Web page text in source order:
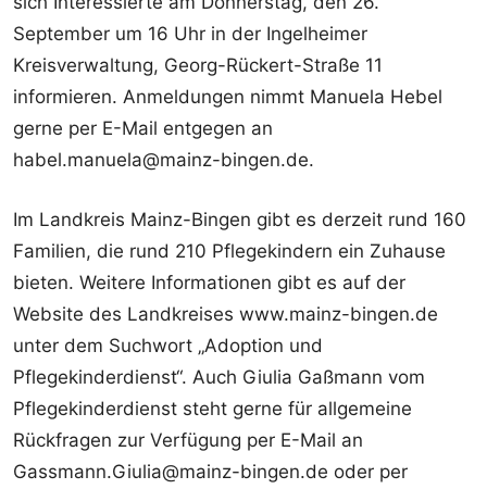
September um 16 Uhr in der Ingelheimer
Kreisverwaltung, Georg-Rückert-Straße 11
informieren. Anmeldungen nimmt Manuela Hebel
gerne per E-Mail entgegen an
habel.manuela@mainz-bingen.de.
Im Landkreis Mainz-Bingen gibt es derzeit rund 160
Familien, die rund 210 Pflegekindern ein Zuhause
bieten. Weitere Informationen gibt es auf der
Website des Landkreises www.mainz-bingen.de
unter dem Suchwort „Adoption und
Pflegekinderdienst“. Auch Giulia Gaßmann vom
Pflegekinderdienst steht gerne für allgemeine
Rückfragen zur Verfügung per E-Mail an
Gassmann.Giulia@mainz-bingen.de oder per